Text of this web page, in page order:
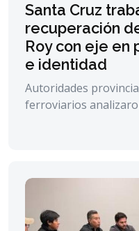
Santa Cruz
recuperación
Roy con eje en
e identidad
Autoridades
ferroviarios